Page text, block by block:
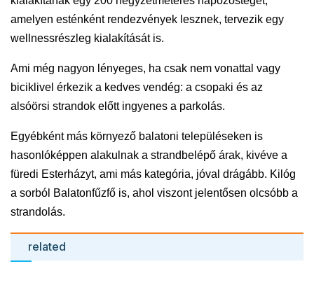
amelyen esténként rendezvények lesznek, tervezik egy
wellnessrészleg kialakítását is.
Ami még nagyon lényeges, ha csak nem vonattal vagy
biciklivel érkezik a kedves vendég: a csopaki és az
alsóörsi strandok előtt ingyenes a parkolás.
Egyébként más környező balatoni településeken is
hasonlóképpen alakulnak a strandbelépő árak, kivéve a
füredi Esterházyt, ami más kategória, jóval drágább. Kilóg
a sorból Balatonfűzfő is, ahol viszont jelentősen olcsóbb a
strandolás.
related